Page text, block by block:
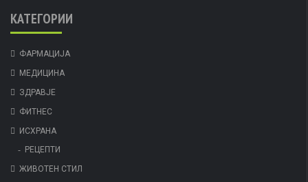
КАТЕГОРИИ
ФАРМАЦИЈА
МЕДИЦИНА
ЗДРАВЈЕ
ФИТНЕС
ИСХРАНА
РЕЦЕПТИ
ЖИВОТЕН СТИЛ